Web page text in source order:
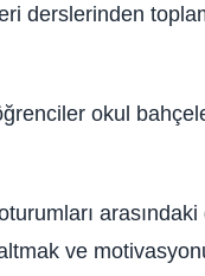
derslerinden
okul
ve